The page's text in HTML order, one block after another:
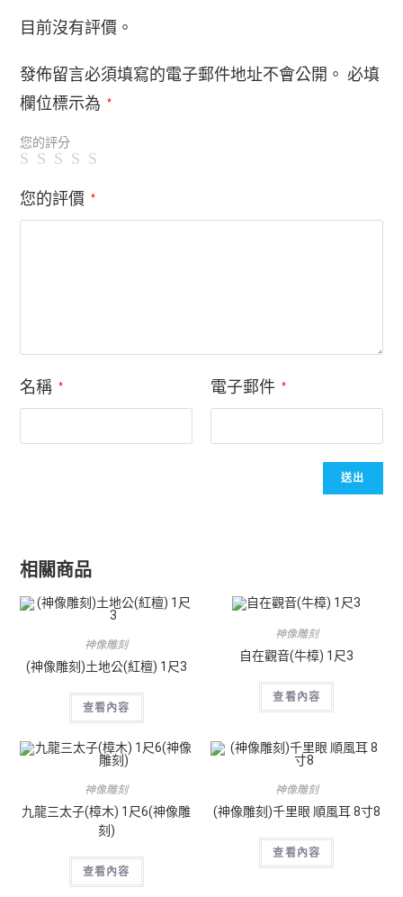
目前沒有評價。
發佈留言必須填寫的電子郵件地址不會公開。 必填
欄位標示為
*
您的評分
您的評價 *
名稱 * 電子郵件 *
相關商品
神像雕刻
(神像雕刻)土地公(紅檀) 1尺3
查看內容
神像雕刻
自在觀音(牛樟) 1尺3
查看內容
神像雕刻
九龍三太子(樟木) 1尺6(神像雕
刻)
查看內容
神像雕刻
(神像雕刻)千里眼 順風耳 8寸8
查看內容